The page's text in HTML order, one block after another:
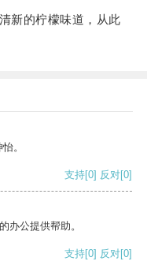
的柠檬味道，从此
。
支持[0] 反对[0]
办公提供帮助。
支持[0] 反对[0]